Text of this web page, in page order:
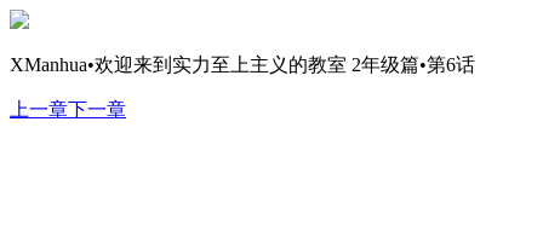
XManhua•欢迎来到实力至上主义的教室 2年级篇•第6话
上一章下一章